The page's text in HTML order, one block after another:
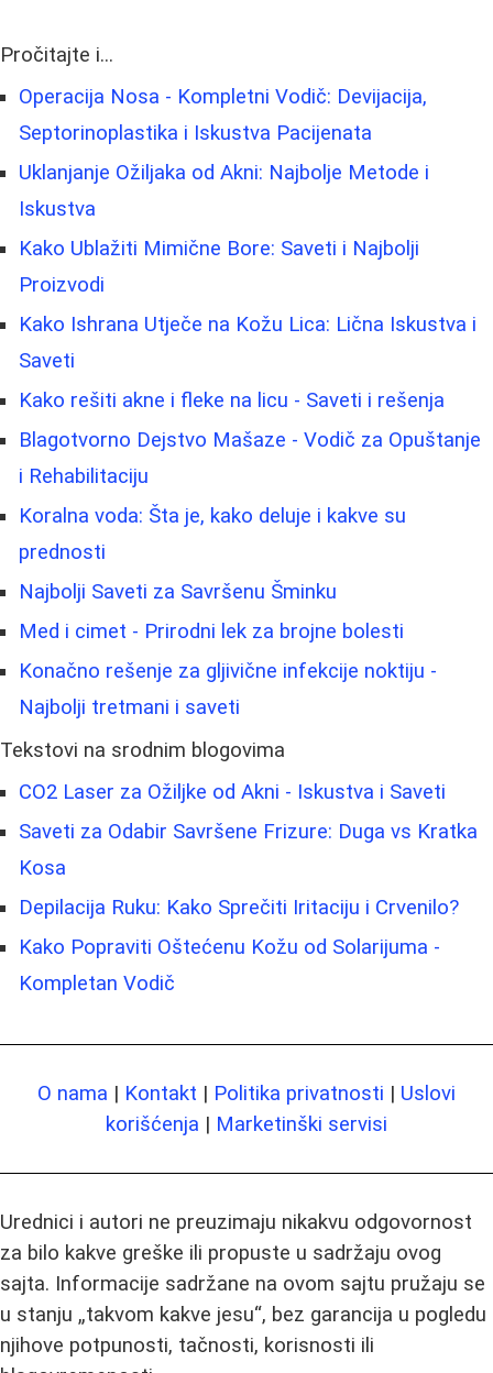
Pročitajte i...
Operacija Nosa - Kompletni Vodič: Devijacija,
Septorinoplastika i Iskustva Pacijenata
Uklanjanje Ožiljaka od Akni: Najbolje Metode i
Iskustva
Kako Ublažiti Mimične Bore: Saveti i Najbolji
Proizvodi
Kako Ishrana Utječe na Kožu Lica: Lična Iskustva i
Saveti
Kako rešiti akne i fleke na licu - Saveti i rešenja
Blagotvorno Dejstvo Mašaze - Vodič za Opuštanje
i Rehabilitaciju
Koralna voda: Šta je, kako deluje i kakve su
prednosti
Najbolji Saveti za Savršenu Šminku
Med i cimet - Prirodni lek za brojne bolesti
Konačno rešenje za gljivične infekcije noktiju -
Najbolji tretmani i saveti
Tekstovi na srodnim blogovima
CO2 Laser za Ožiljke od Akni - Iskustva i Saveti
Saveti za Odabir Savršene Frizure: Duga vs Kratka
Kosa
Depilacija Ruku: Kako Sprečiti Iritaciju i Crvenilo?
Kako Popraviti Oštećenu Kožu od Solarijuma -
Kompletan Vodič
O nama | Kontakt | Politika privatnosti | Uslovi
korišćenja | Marketinški servisi
Urednici i autori ne preuzimaju nikakvu odgovornost
za bilo kakve greške ili propuste u sadržaju ovog
sajta. Informacije sadržane na ovom sajtu pružaju se
u stanju „takvom kakve jesu“, bez garancija u pogledu
njihove potpunosti, tačnosti, korisnosti ili